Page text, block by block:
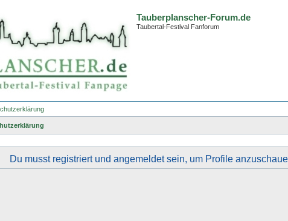
Tauberplanscher-Forum.de
Taubertal-Festival Fanforum
Du musst registriert und angemeldet sein, um Profile